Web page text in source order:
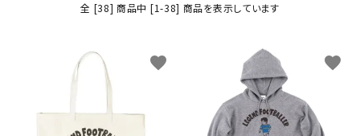
全 [38] 商品中 [1-38] 商品を表示しています
favorite favorite